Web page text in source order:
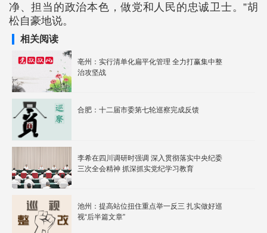
净、担当的政治本色，做党和人民的忠诚卫士。”胡
松自豪地说。
相关阅读
亳州：实行清单化扁平化管理 全力打赢集中整
治攻坚战
合肥：十二届市委第七轮巡察完成反馈
李希在四川调研时强调 深入贯彻落实中央纪委
三次全会精神 抓深抓实党纪学习教育
池州：提高站位扭住重点举一反三 扎实做好巡
视“后半篇文章”